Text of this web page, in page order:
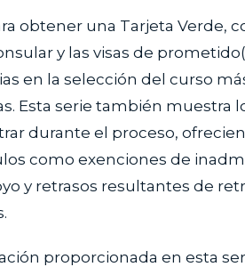
obtener una Tarjeta Verde,
y las visas de
en la selección del curso
Esta serie también muestra
durante el proceso,
como exenciones de
y retrasos resultantes de
proporcionada en esta